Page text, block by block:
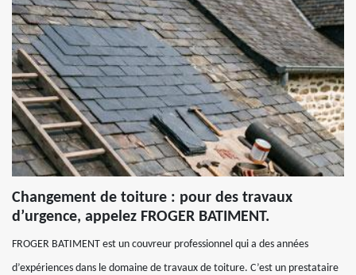
Changement de toiture : pour des travaux
d’urgence, appelez FROGER BATIMENT.
FROGER BATIMENT est un couvreur professionnel qui a des années
d’expériences dans le domaine de travaux de toiture. C’est un prestataire